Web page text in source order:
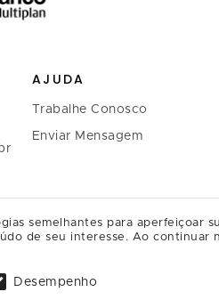
AJUDA
Trabalhe Conosco
Enviar Mensagem
semelhantes para aperfeiçoar
de seu interesse. Ao continuar
Desempenho